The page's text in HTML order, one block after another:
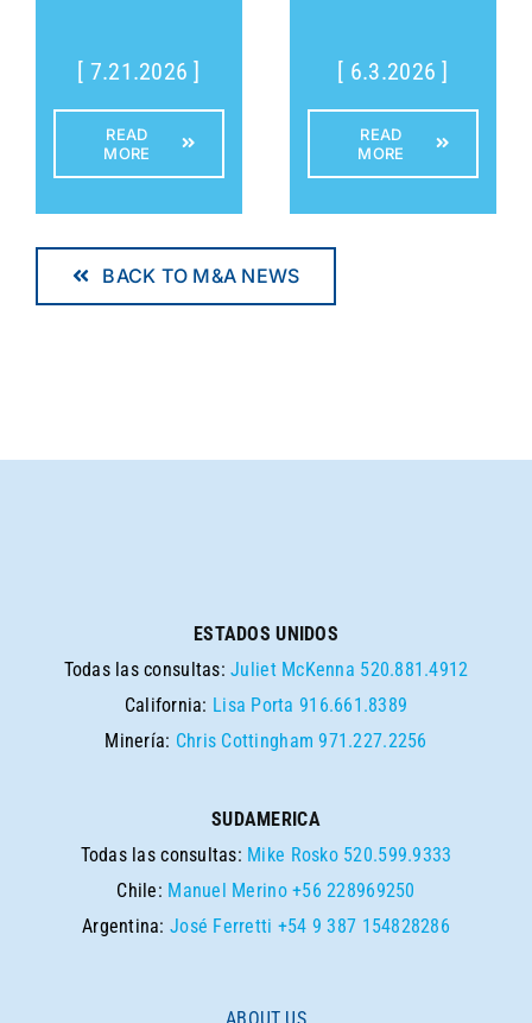
[ 7.21.2026 ]
READ
MORE
[ 6.3.2026 ]
READ
MORE
BACK TO M&A NEWS
ESTADOS UNIDOS
Todas las consultas:Juliet McKenna 520.881.4912
California: Lisa Porta 916.661.8389
Minería: Chris Cottingham 971.227.2256
SUDAMERICA
Todas las consultas: Mike Rosko 520.599.9333
Chile: Manuel Merino +56 228969250
Argentina:José Ferretti +54 9 387 154828286
ABOUT US